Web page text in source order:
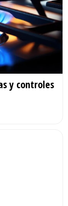
y controles